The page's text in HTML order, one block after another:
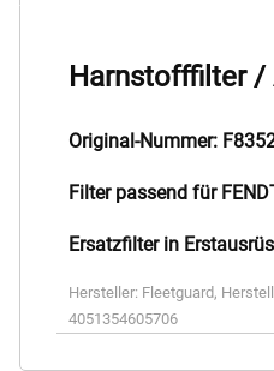
Harnstofffilter /
Original-Nummer:
Filter passend für
Ersatzfilter in
Hersteller: Fleetguard,
4051354605706